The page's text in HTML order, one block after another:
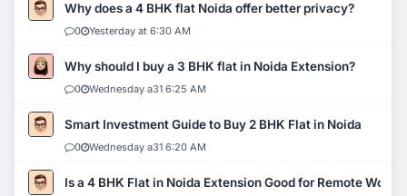
Why does a 4 BHK flat Noida offer better privacy?
0 Yesterday at 6:30 AM
Why should I buy a 3 BHK flat in Noida Extension?
0 Wednesday a31 6:25 AM
Smart Investment Guide to Buy 2 BHK Flat in Noida
0 Wednesday a31 6:20 AM
Is a 4 BHK Flat in Noida Extension Good for Remote Work?